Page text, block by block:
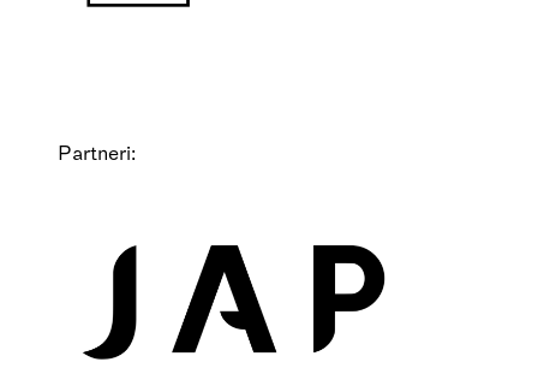
Partneri: